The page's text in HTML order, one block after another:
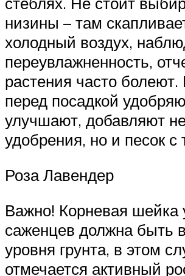
низины – там
холодный воздух,
переувлажненность,
растения часто болеют.
перед посадкой
улучшают, добавляют
удобрения, но и песок
Роза Лавендер
Важно! Корневая шейка
саженцев должна быть
уровня грунта, в этом
отмечается активный